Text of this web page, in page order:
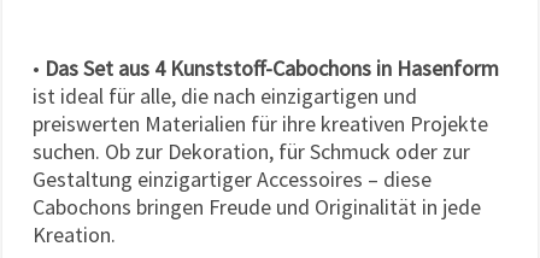
• Das Set aus 4 Kunststoff-Cabochons in Hasenform
ist ideal für alle, die nach einzigartigen und
preiswerten Materialien für ihre kreativen Projekte
suchen. Ob zur Dekoration, für Schmuck oder zur
Gestaltung einzigartiger Accessoires – diese
Cabochons bringen Freude und Originalität in jede
Kreation.